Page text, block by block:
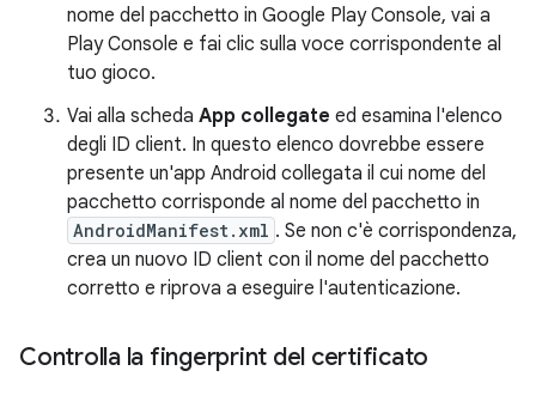
nome del pacchetto in Google Play Console, vai a
Play Console e fai clic sulla voce corrispondente al
tuo gioco.
Vai alla scheda App collegate ed esamina l'elenco
degli ID client. In questo elenco dovrebbe essere
presente un'app Android collegata il cui nome del
pacchetto corrisponde al nome del pacchetto in
AndroidManifest.xml . Se non c'è corrispondenza,
crea un nuovo ID client con il nome del pacchetto
corretto e riprova a eseguire l'autenticazione.
Controlla la fingerprint del certificato